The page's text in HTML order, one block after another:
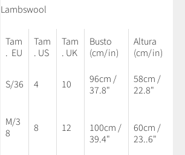
Lambswool
Tam
. EU
Tam
. US
Tam
. UK
Busto
(cm/in)
Altura
(cm/in)
S/36 4 10
96cm /
37.8"
58cm /
22.8"
M/3
8
8 12
100cm /
39.4"
60cm /
23..6"